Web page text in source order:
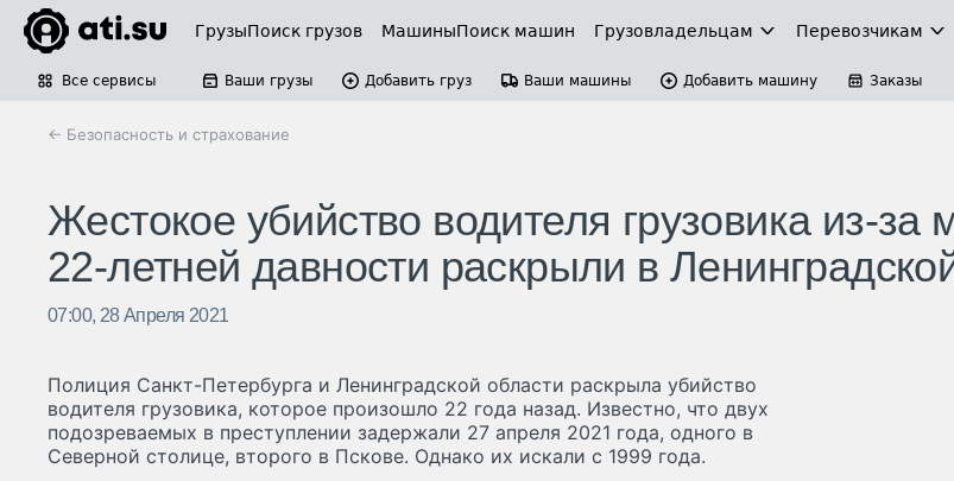
ГрузыПоиск грузов МашиныПоиск машин Грузовладельцам Перевозчикам
Все сервисы Ваши грузы Добавить груз Ваши машины Добавить машину Заказы
← Безопасность и страхование
Жестокое убийство водителя грузовика из-за
22-летней давности раскрыли в
07:00, 28 Апреля 2021
Полиция Санкт-Петербурга и Ленинградской области раскрыла убийство
водителя грузовика, которое произошло 22 года назад. Известно, что двух
подозреваемых в преступлении задержали 27 апреля 2021 года, одного в
Северной столице, второго в Пскове. Однако их искали с 1999 года.